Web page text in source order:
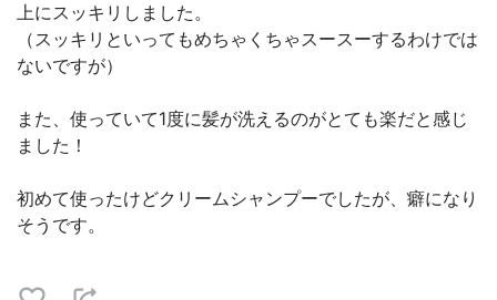
上にスッキリしました。
（スッキリといってもめちゃくちゃスースーするわけでは
ないですが）
また、使っていて1度に髪が洗えるのがとても楽だと感じ
ました！
初めて使ったけどクリームシャンプーでしたが、癖になり
そうです。